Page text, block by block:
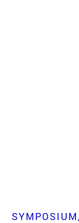
SYMPOSIUM